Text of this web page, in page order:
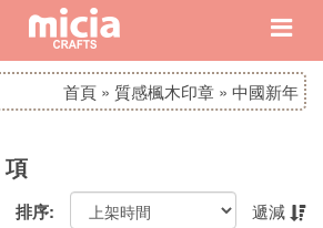
首頁 » 質感楓木印章 » 中國新年
項
排序: 遞減